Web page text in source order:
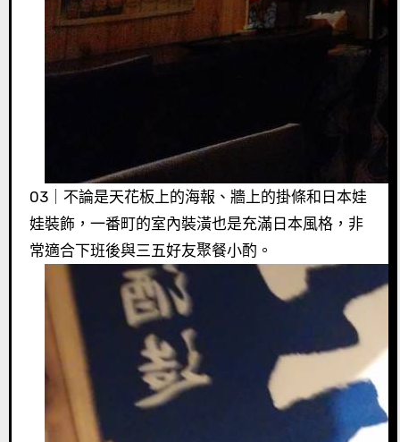
03｜不論是天花板上的海報、牆上的掛條和日本娃
娃裝飾，一番町的室內裝潢也是充滿日本風格，非
常適合下班後與三五好友聚餐小酌。